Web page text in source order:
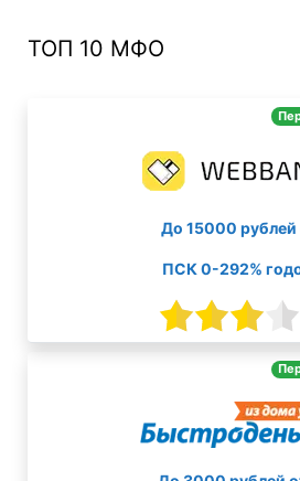
ТОП 10 МФО
До 15000 рублей
ПСК 0-292%